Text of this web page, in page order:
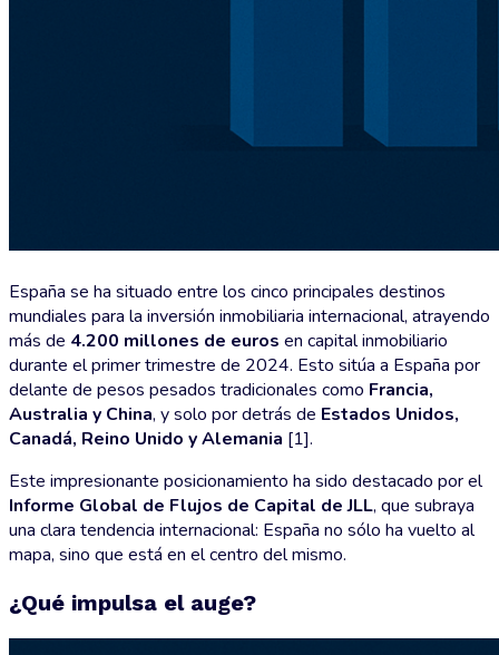
España se ha situado entre los cinco principales destinos
mundiales para la inversión inmobiliaria internacional, atrayendo
más de 4.200 millones de euros en capital inmobiliario
durante el primer trimestre de 2024. Esto sitúa a España por
delante de pesos pesados tradicionales como Francia,
Australia y China, y solo por detrás de Estados Unidos,
Canadá, Reino Unido y Alemania [1].
Este impresionante posicionamiento ha sido destacado por el
Informe Global de Flujos de Capital de JLL, que subraya
una clara tendencia internacional: España no sólo ha vuelto al
mapa, sino que está en el centro del mismo.
¿Qué impulsa el auge?